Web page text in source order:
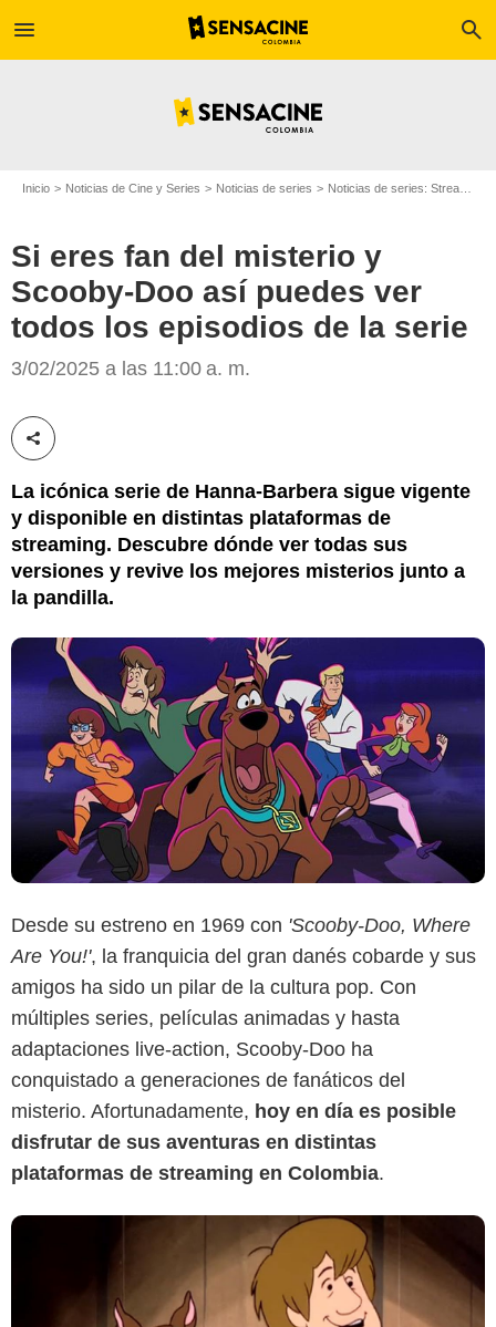
menu search
Inicio Noticias de Cine y Series Noticias de series Noticias de series: Streaming
Si eres fan del misterio y
Scooby-Doo así puedes ver
todos los episodios de la serie
3/02/2025 a las 11:00 a. m.
Compartir esta noticia
La icónica serie de Hanna-Barbera sigue vigente
y disponible en distintas plataformas de
streaming. Descubre dónde ver todas sus
versiones y revive los mejores misterios junto a
la pandilla.
Desde su estreno en 1969 con 'Scooby-Doo, Where
Are You!', la franquicia del gran danés cobarde y sus
amigos ha sido un pilar de la cultura pop. Con
múltiples series, películas animadas y hasta
adaptaciones live-action, Scooby-Doo ha
conquistado a generaciones de fanáticos del
misterio. Afortunadamente, hoy en día es posible
disfrutar de sus aventuras en distintas
plataformas de streaming en Colombia.
Netflix